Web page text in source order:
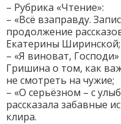
– Рубрика «Чтение»:
– «Всё взаправду.
продолжение
Екатерины Ширинской;
– «Я виноват,
Гришина о том, как
не смотреть на чужие;
– «О серьёзном – с
рассказала забавные
клира.